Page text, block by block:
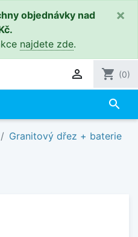
objednávky nad
najdete zde.
×
 shopping_cart (0)
search
Granitový dřez + baterie